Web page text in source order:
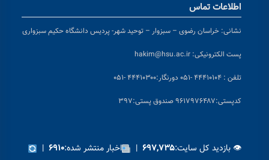
اطلاعات تماس
نشانی: خراسان رضوی – سبزوار – توحید شهر- پردیس دانشگاه حکیم سبزواری
پست الکترونیکی: hakim@hsu.ac.ir
تلفن : ۴۴۴۱۰۱۰۴ -۰۵۱ دورنگار:۴۴۴۱۰۳۰۰ -۰۵۱
کدپستی:۹۶۱۷۹۷۶۴۸۷ صندوق پستی:۳۹۷
👁 بازدید کل سایت:۶۹۷,۷۳۵ | اخبار منتشر شده:۶۹۱۰ |